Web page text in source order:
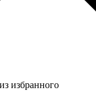
избранного